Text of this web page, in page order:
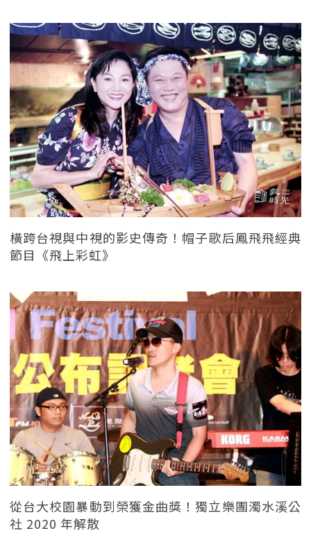
橫跨台視與中視的影史傳奇！帽子歌后鳳飛飛經典
節目《飛上彩虹》
從台大校園暴動到榮獲金曲獎！獨立樂團濁水溪公
社 2020 年解散